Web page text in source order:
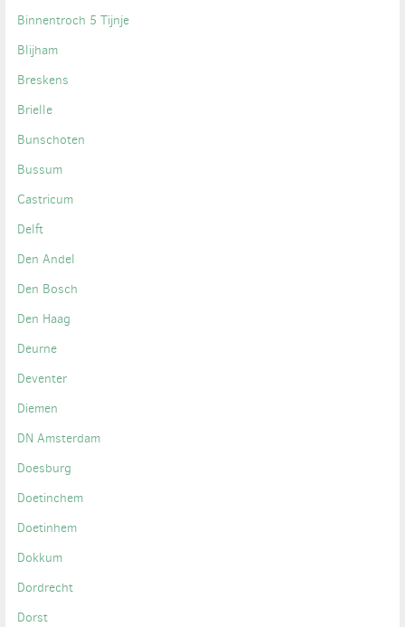
Binnentroch 5 Tijnje
Blijham
Breskens
Brielle
Bunschoten
Bussum
Castricum
Delft
Den Andel
Den Bosch
Den Haag
Deurne
Deventer
Diemen
DN Amsterdam
Doesburg
Doetinchem
Doetinhem
Dokkum
Dordrecht
Dorst